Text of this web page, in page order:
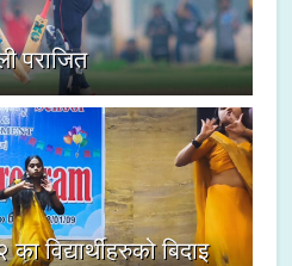
पराजित
विद्यार्थीहरुको बिदाइ